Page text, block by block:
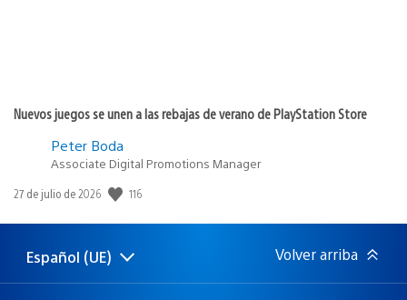
Nuevos juegos se unen a las rebajas de verano de PlayStation Store
Peter Boda
Associate Digital Promotions Manager
Fecha
publicación:
27 de julio de 2026 116
Selecciona
una
Región
actual:
Español (UE) Volver arriba